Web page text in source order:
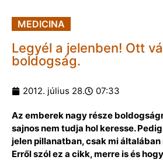
MEDICINA
Legyél a jelenben! Ott
boldogság.
2012. július 28. 07:33
Az emberek nagy része
sajnos nem tudja hol keresse.
jelen pillanatban, csak mi
Erről szól ez a cikk, merre is és